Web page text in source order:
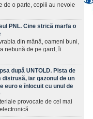
de o parte, copiii au nevoie
PNL. Cine strică marfa o
din mână, oameni buni,
nebună de pe gard, îi
după UNTOLD. Pista de
distrusă, iar gazonul de un
euro e înlocuit cu unul de
provocate de cel mai